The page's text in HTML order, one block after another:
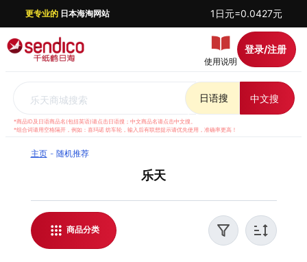
更专业的日本海淘网站 1日元=0.0427元
使用说明
登录/注册
乐天商城搜索 日语搜 中文搜
*商品ID及日语商品名(包括英语)请点击日语搜；中文商品名请点击中文搜。
*组合词请用空格隔开，例如：喜玛诺 纺车轮，输入后有联想提示请优先使用，准确率更高！
主页 随机推荐
乐天
千纸鹤日淘提供日本乐天代购服务，支持实时汇率
结算，方便全球华人日本乐天海淘。我们提供优质
客服支持，解答日淘相关问题，并对每件商品进行
稳妥打包，保障运输安全。无论是购买日亚商品还
商品分类